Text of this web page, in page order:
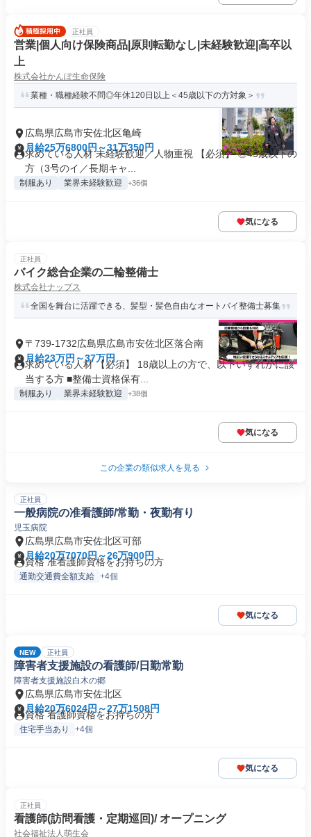
正社員
営業|個人向け保険商品|原則転勤なし|未経験歓迎|高卒以
上
株式会社かんぽ生命保険
業種・職種経験不問◎年休120日以上＜45歳以下の方対象＞
広島県広島市安佐北区亀崎
月給25万6800円～31万350円
求めている人材 未経験歓迎／人物重視 【必須】 ◎45歳以下の
方（3号のイ／長期キャ...
制服あり 業界未経験歓迎 +36個
気になる
正社員
バイク総合企業の二輪整備士
株式会社ナップス
全国を舞台に活躍できる、髪型・髪色自由なオートバイ整備士募集
〒739-1732広島県広島市安佐北区落合南
月給23万円～37万円
求めている人材 【必須】 18歳以上の方で、以下いずれかに該
当する方 ■整備士資格保有...
制服あり 業界未経験歓迎 +38個
気になる
この企業の類似求人を見る
正社員
一般病院の准看護師/常勤・夜勤有り
児玉病院
広島県広島市安佐北区可部
月給20万7070円～26万900円
資格 准看護師資格をお持ちの方
通勤交通費全額支給 +4個
気になる
NEW 正社員
障害者支援施設の看護師/日勤常勤
障害者支援施設白木の郷
広島県広島市安佐北区
月給20万6024円～27万1508円
資格 看護師資格をお持ちの方
住宅手当あり +4個
気になる
正社員
看護師(訪問看護・定期巡回)/ オープニング
社会福祉法人萌生会